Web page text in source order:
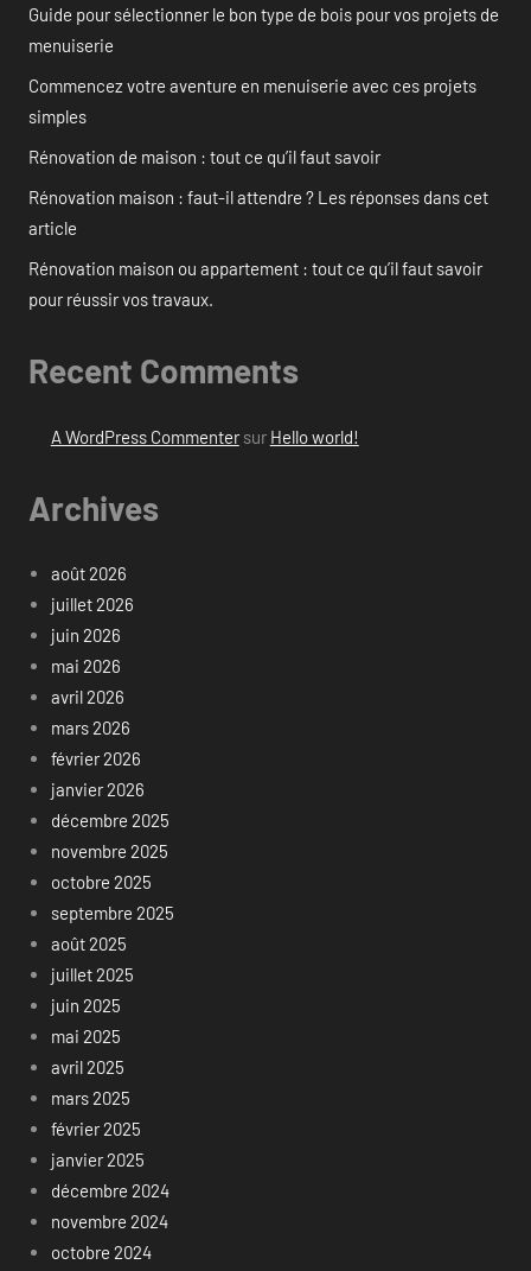
Guide pour sélectionner le bon type de bois pour vos projets de
menuiserie
Commencez votre aventure en menuiserie avec ces projets
simples
Rénovation de maison : tout ce qu’il faut savoir
Rénovation maison : faut-il attendre ? Les réponses dans cet
article
Rénovation maison ou appartement : tout ce qu’il faut savoir
pour réussir vos travaux.
Recent Comments
A WordPress Commentersur Hello world!
Archives
août 2026
juillet 2026
juin 2026
mai 2026
avril 2026
mars 2026
février 2026
janvier 2026
décembre 2025
novembre 2025
octobre 2025
septembre 2025
août 2025
juillet 2025
juin 2025
mai 2025
avril 2025
mars 2025
février 2025
janvier 2025
décembre 2024
novembre 2024
octobre 2024